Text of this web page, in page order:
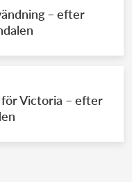
– efter
Victoria – efter